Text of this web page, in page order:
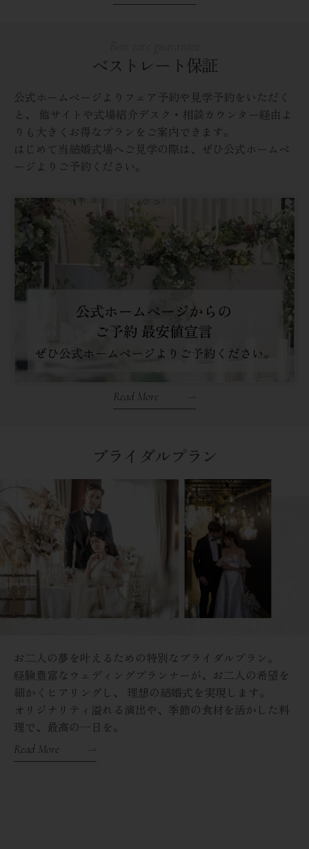
ベストレート保証
公式ホームページよりフェア予約や見学予約をいただく
と、
他サイトや式場紹介デスク・相談カウンター経由よ
りも大きくお得なプランをご案内できます。
はじめて当結婚式場へご見学の際は、ぜひ公式ホームペ
ージよりご予約ください。
Read More
ブライダルプラン
お二人の夢を叶えるための特別なブライダルプラン。
経験豊富なウェディングプランナーが、お二人の希望を
細かくヒアリングし、
理想の結婚式を実現します。
オリジナリティ溢れる演出や、季節の食材を活かした料
理で、最高の一日を。
Read More